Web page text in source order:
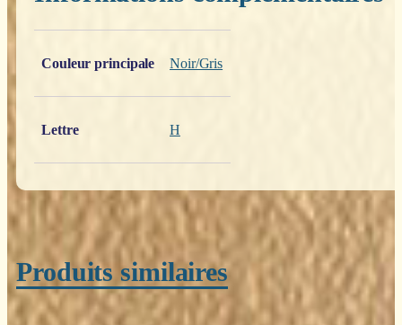
Couleur principale
Noir/Gris
Lettre H
Produits similaires